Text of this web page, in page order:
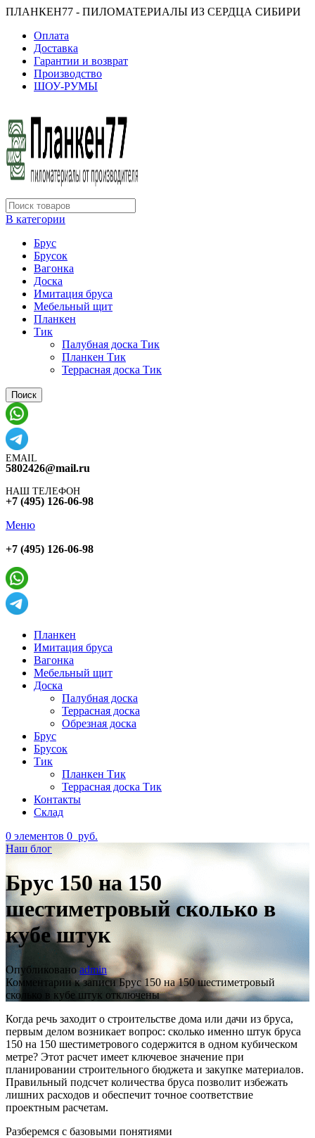
ПЛАНКЕН77 - ПИЛОМАТЕРИАЛЫ ИЗ СЕРДЦА СИБИРИ
Оплата
Доставка
Гарантии и возврат
Производство
ШОУ-РУМЫ
В категории
Брус
Брусок
Вагонка
Доска
Имитация бруса
Мебельный щит
Планкен
Тик
Палубная доска Тик
Планкен Тик
Террасная доска Тик
Поиск
EMAIL
5802426@mail.ru
НАШ ТЕЛЕФОН
+7 (495) 126-06-98
Меню
+7 (495) 126-06-98
Планкен
Имитация бруса
Вагонка
Мебельный щит
Доска
Палубная доска
Террасная доска
Обрезная доска
Брус
Брусок
Тик
Планкен Тик
Террасная доска Тик
Контакты
Склад
0 элементов 0 руб.
Наш блог
Брус 150 на 150
шестиметровый сколько в
кубе штук
Опубликовано admin
Комментариик записи Брус 150 на 150 шестиметровый
сколько в кубе штук отключены
Когда речь заходит о строительстве дома или дачи из бруса,
первым делом возникает вопрос: сколько именно штук бруса
150 на 150 шестиметрового содержится в одном кубическом
метре? Этот расчет имеет ключевое значение при
планировании строительного бюджета и закупке материалов.
Правильный подсчет количества бруса позволит избежать
лишних расходов и обеспечит точное соответствие
проектным расчетам.
Разберемся с базовыми понятиями